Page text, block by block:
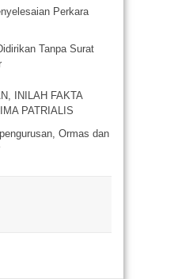
Perkara
Tanpa Surat
INILAH FAKTA
PATRIALIS
Ormas dan